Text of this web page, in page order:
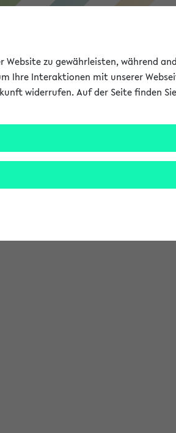
eKVV
zur Verfügung steht.
zu gewährleisten, während
Ihre Interaktionen mit unserer
widerrufen. Auf der Seite finden